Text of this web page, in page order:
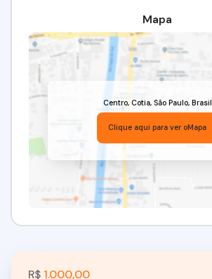
Mapa
Centro, Cotia, São Paulo, Brasil
Clique aqui para ver oMapa
R$ 1.000,00